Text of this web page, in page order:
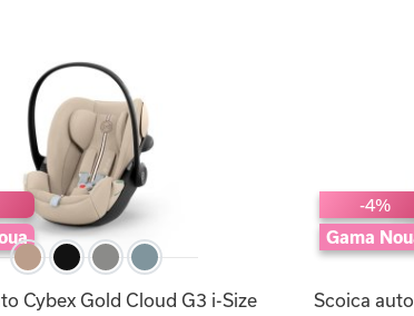
Cybex Gold Cloud G3 i-Size
-4%
Gama
Scoica